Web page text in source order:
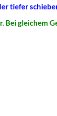
tiefer
Bei gleichem